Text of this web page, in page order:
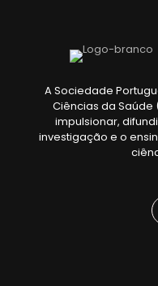
A Sociedade
Ciências da Saúde
impulsionar,
investigação e o